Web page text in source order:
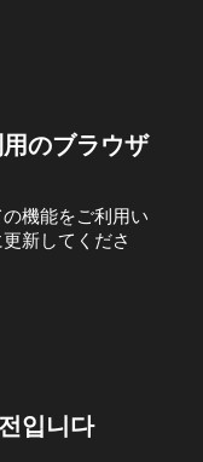
のブラウザ
機能をご利用い
新してくださ
입니다